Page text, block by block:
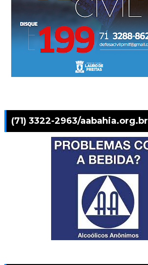
(71) 3322-2963/aabahia.org.br